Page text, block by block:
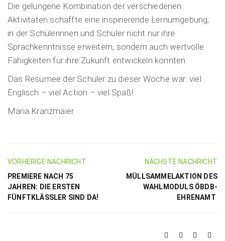
Die gelungene Kombination der verschiedenen
Aktivitäten schaffte eine inspirierende Lernumgebung,
in der Schülerinnen und Schüler nicht nur ihre
Sprachkenntnisse erweitern, sondern auch wertvolle
Fähigkeiten für ihre Zukunft entwickeln konnten.
Das Resümee der Schüler zu dieser Woche war: viel
Englisch – viel Action – viel Spaß!
Maria Kranzmaier
VORHERIGE NACHRICHT
PREMIERE NACH 75
JAHREN: DIE ERSTEN
FÜNFTKLÄSSLER SIND DA!
NÄCHSTE NACHRICHT
MÜLLSAMMELAKTION DES
WAHLMODULS ÖBDB-
EHRENAMT